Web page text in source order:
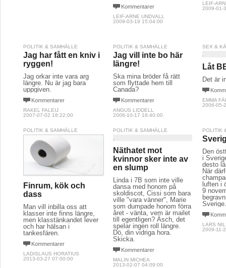
Kommentarer
LEIF-ARNE UNDVALL
2009-03-19 15:04:00
LEIF-
2009-01-
POLITIK & SAMHÄLLE
Jag har fått en kniv i
ryggen!
Jag orkar inte vara arg
längre. Nu är jag bara
uppgiven.
Kommentarer
RAKEL FALEIJ
2007-07-02 18:22:00
POLITIK & SAMHÄLLE
Jag vill inte bo här
längre!
Ska mina bröder få rätt
som flyttade hem till
Canada?
Kommentarer
ANGUS LIDDELL
2006-10-17 18:40:00
SEX &
Låt
Det är
EMMA
2006-05-
POLITIK & SAMHÄLLE
Finrum, kök och
dass
Man vill inbilla oss att
klasser inte finns längre,
men klasstänkandet lever
och har hälsan i
tankesfären.
Kommentarer
LADISLAUS HORATIUS
2013-03-27 07:00:00
POLITIK & SAMHÄLLE
Näthatet mot
kvinnor sker inte av
en slump
Linda i 7B som inte ville
dansa med honom på
skoldiscot, Cissi som bara
ville "vara vänner", Marie
som dumpade honom förra
året - vänta, vem är mailet
till egentligen? Äsch, det
spelar ingen roll längre.
Dö, din vidriga hora.
Skicka.
Kommentarer
MALIN MICHEA
2013-02-07 04:09:00
POLITIK
Den
i
desto
När
luften i
9
LARS
2009-11-